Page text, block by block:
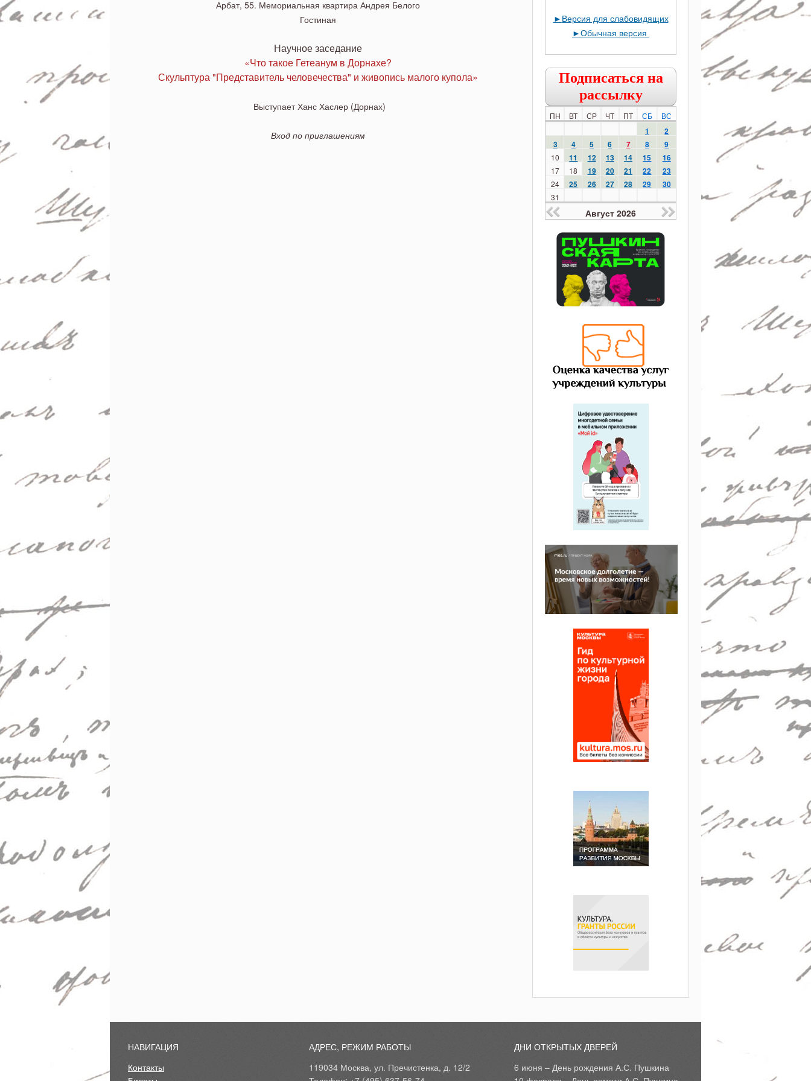
Дорнахе? Скульптура "Представитель
человечества" и живопись малого купола».
Арбат, 55. Мемориальная квартира Андрея Белого
Гостиная
Научное заседание
«Что такое Гетеанум в Дорнахе?
Скульптура "Представитель человечества" и живопись малого купола»
Выступает Ханс Хаслер (Дорнах)
Вход по приглашениям
► Версия для слабовидящих
►Обычная версия
Подписаться на
рассылку
ПН ВТ СР ЧТ ПТ СБ ВС
1
2
3
4 5 6 7 8 9
10 11 12 13 14 15 16
17 18 19 20 21 22 23
24 25 26 27 28 29 30
31
Август 2026
НАВИГАЦИЯ
Контакты
АДРЕС, РЕЖИМ РАБОТЫ
119034 Москва, ул. Пречистенка, д. 12/2
ДНИ ОТКРЫТЫХ ДВЕРЕЙ
6 июня – День рождения А.С. Пушкина